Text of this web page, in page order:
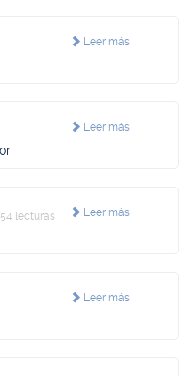
Leer más
Leer más
Leer más
lecturas
Leer más